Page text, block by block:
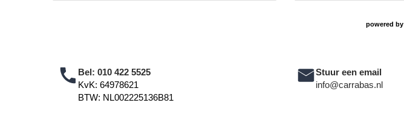
powered by
Bel: 010 422 5525
KvK: 64978621
BTW: NL002225136B81
Stuur een email
info@carrabas.nl